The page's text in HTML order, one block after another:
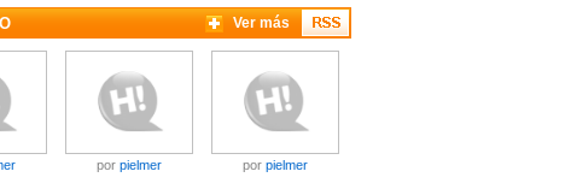
Ver más
por pielmer por pielmer